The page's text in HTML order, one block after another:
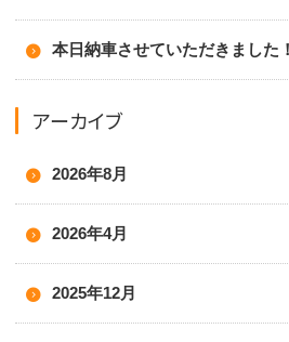
本日納車させていただきました！
アーカイブ
2026年8月
2026年4月
2025年12月